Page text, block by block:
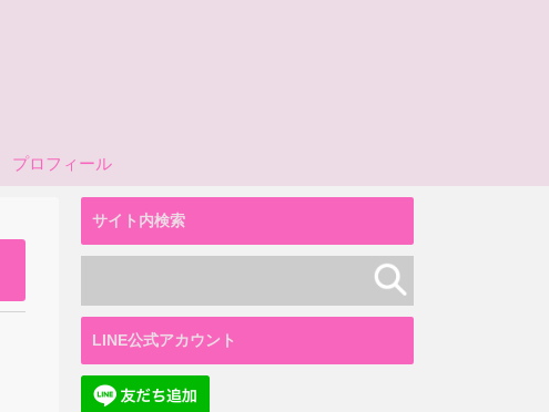
プロフィール
サイト内検索
LINE公式アカウント